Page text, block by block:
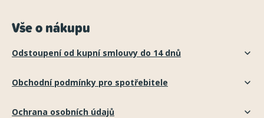
Vše o nákupu
Odstoupení od kupní smlouvy do 14 dnů
Obchodní podmínky pro spotřebitele
Ochrana osobních údajů